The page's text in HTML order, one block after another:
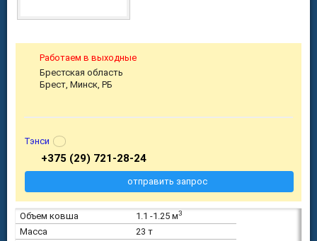
Объем ковша 1.1 -1.25 м3
Масса
23 т
Работаем в выходные
Брестская область
Брест, Минск, РБ
Тэнси
+375 (29) 721-28-24
отправить запрос